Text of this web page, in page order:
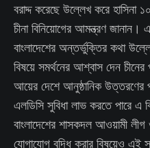
বরাদ্দ করেছে উল্লেখ করে হাসিনা
চীনা বিনিয়োগের আমন্ত্রণ
বাংলাদেশের অন্তর্ভুক্তির কথা
বিষয়ে সমর্থনের আশ্বাস দেন
আয়ের দেশে আনুষ্ঠানিক উত্তরণের
এলডিসি সুবিধা লাভ করতে পারে এ
বাংলাদেশের শাসকদল আওয়ামী লীগ
যোগাযোগ বৃদ্ধি করার বিষয়েও এই